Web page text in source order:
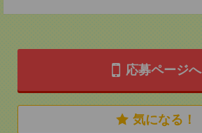
応募ページへ
気になる！